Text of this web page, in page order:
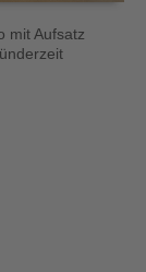
mit Aufsatz